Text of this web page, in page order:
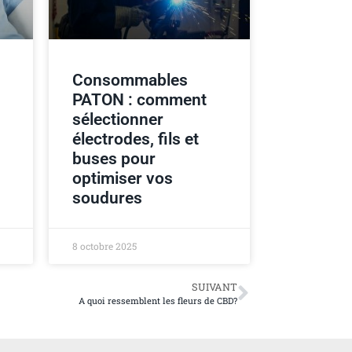
Consommables
PATON : comment
sélectionner
électrodes, fils et
buses pour
optimiser vos
soudures
8 octobre 2025
SUIVANT
A quoi ressemblent les fleurs de CBD?